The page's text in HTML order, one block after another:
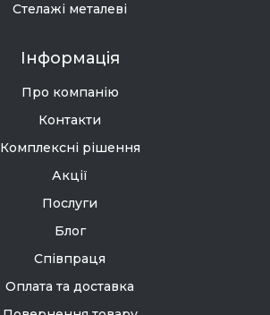
Стелажі металеві
Інформація
Про компанію
Контакти
Комплексні рішення
Акції
Послуги
Блог
Співпраця
Оплата та доставка